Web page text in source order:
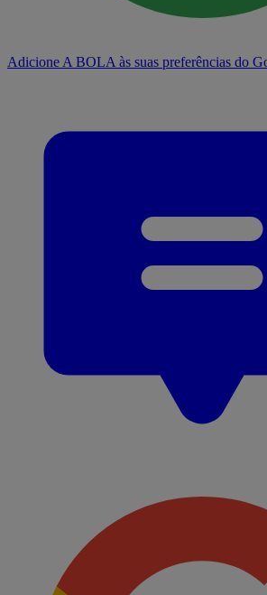
Adicione A BOLA às suas preferências do